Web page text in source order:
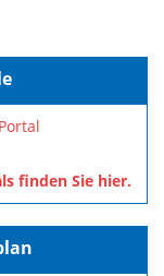
finden Sie hier.